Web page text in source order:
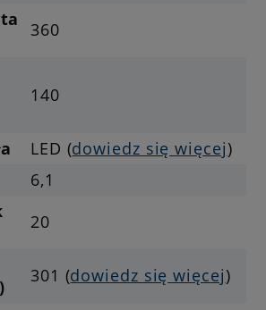
360
140
LED (dowiedz się więcej)
6,1
20
301 (dowiedz się więcej)